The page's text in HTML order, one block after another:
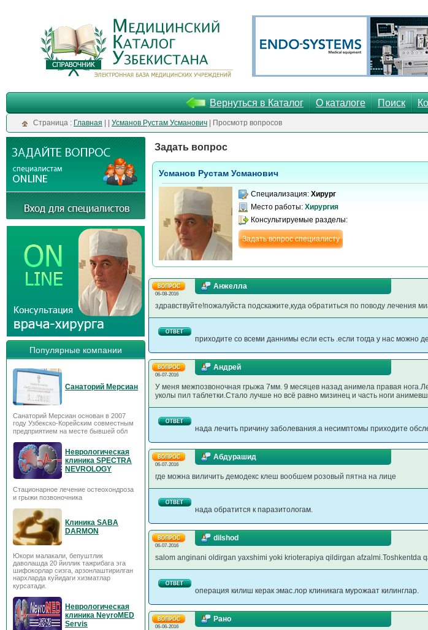
Вернуться в Каталог О каталоге Поиск
Cтраница : Главная Усманов Рустам Усманович | Просмотр вопросов
Популярные компании
Санаторий Мерсиан
Санаторий Мерсиан основан в 2007
году Узбекско-Корейским совместным
предприятием на месте бывшей обл
Неврологическая
клиника SPECTRA
NEVROLOGY
Стационарное лечение остеохондроза
и грыжи позвоночника
Клиника SABA
DARMON
Юкори малакали, бепуштлик
даволашда 20 йиллик тажрибага эга
шифокорлар сизга, арзонлаштирилган
нархларда куйидаги хизматлар
курсатади.
Неврологическая
клиника NeyroMED
Servis
Задать вопрос
Усманов Рустам Усманович
Специализация: Хирург
Место работы: Хирургия
Консультируемые разделы:
Задать вопрос специалисту
06-08-2016
Анжелла
здравствуйте!пожалуйста подскажите,куда обратиться по поводу лечения
приходите со всеми даннимы если есть .если тогда у нас можно
06-07-2016
Андрей
У меня межпозвоночная грыжа 7мм. 9 месяцев назад анимела правая
уколы пил таблетки.Стало лучше но всё равно мизинец и часть ноги
нада лечить причину заболевания.а несимптомы приходите
06-07-2016
Абдурашид
где можна виличить демодекс клеш вообшем розовый пятна на лице
нада обратится к паразитологам.
06-07-2016
dilshod
salom anginani oldirgan yaxshimi yoki krioterapiya qildirgan afzalmi.Toshkentda
операция килиш керак эмас.лор клиникага мурожаат килинглар.
06-06-2016
Рано